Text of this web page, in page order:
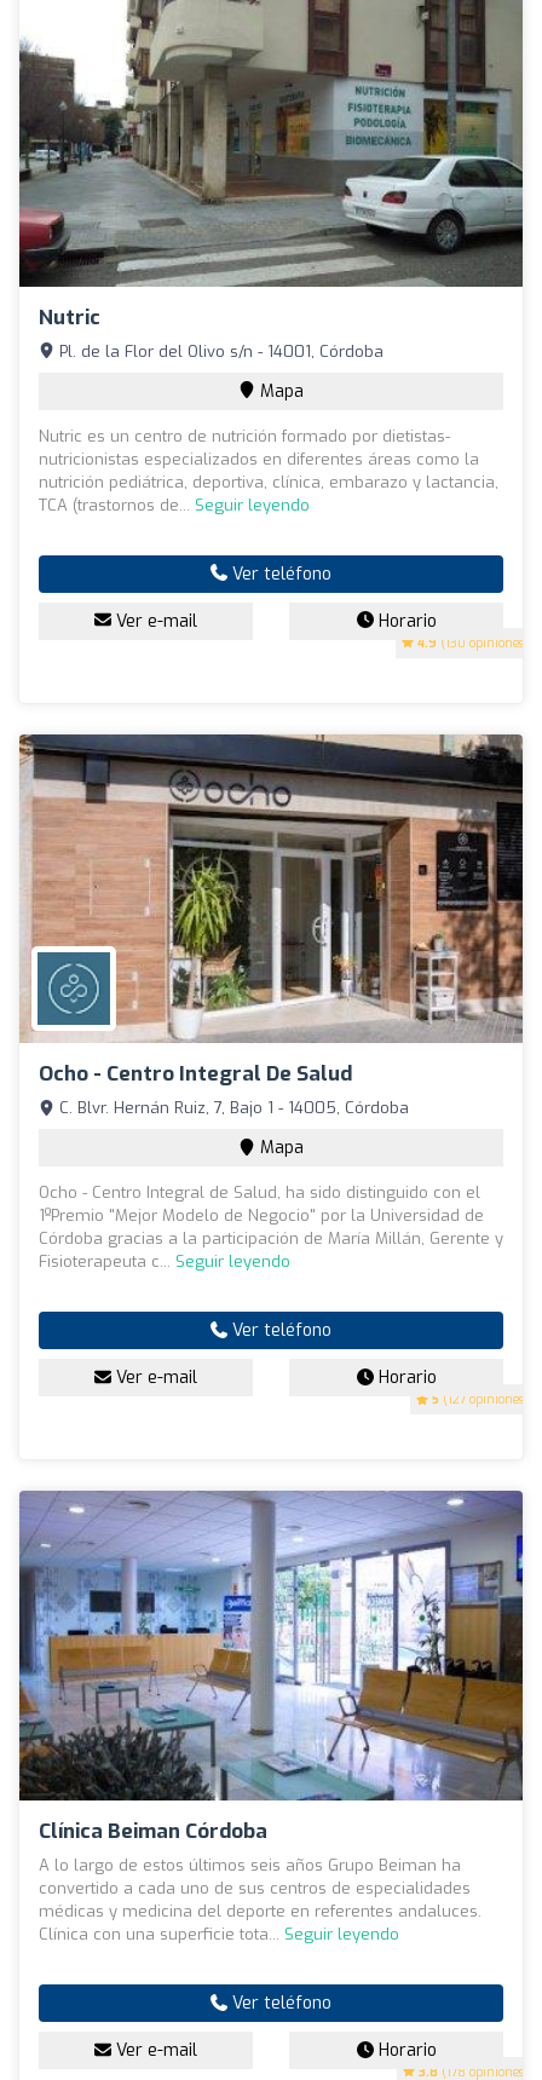
Nutric
4.9 (130 opiniones)
Pl. de la Flor del Olivo s/n - 14001, Córdoba
Mapa
Nutric es un centro de nutrición formado por dietistas-
nutricionistas especializados en diferentes áreas como la
nutrición pediátrica, deportiva, clínica, embarazo y lactancia,
TCA (trastornos de... Seguir leyendo
Ver teléfono
Ver e-mail Horario
Ocho - Centro Integral De Salud
5 (127 opiniones)
C. Blvr. Hernán Ruiz, 7, Bajo 1 - 14005, Córdoba
Mapa
Ocho - Centro Integral de Salud, ha sido distinguido con el
1ºPremio "Mejor Modelo de Negocio" por la Universidad de
Córdoba gracias a la participación de María Millán, Gerente y
Fisioterapeuta c... Seguir leyendo
Ver teléfono
Ver e-mail Horario
Clínica Beiman Córdoba
3.8 (178 opiniones)
A lo largo de estos últimos seis años Grupo Beiman ha
convertido a cada uno de sus centros de especialidades
médicas y medicina del deporte en referentes andaluces.
Clínica con una superficie tota... Seguir leyendo
Ver teléfono
Ver e-mail Horario